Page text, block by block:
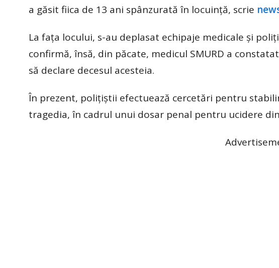
a găsit fiica de 13 ani spânzurată în locuinţă, scrie
La faţa locului, s-au deplasat echipaje medicale şi
confirmă, însă, din păcate, medicul SMURD a
să declare decesul acesteia.
În prezent, polițiștii efectuează cercetări pentru
tragedia, în cadrul unui dosar penal pentru ucidere